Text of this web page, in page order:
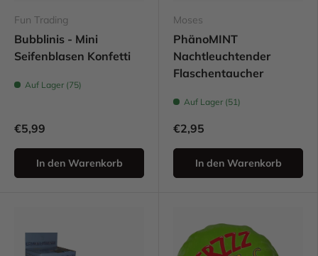
Fun Trading
Bubblinis - Mini
Seifenblasen Konfetti
Auf Lager (75)
€5,99
In den Warenkorb
Moses
PhänoMINT
Nachtleuchtender
Flaschentaucher
Auf Lager (51)
€2,95
In den Warenkorb